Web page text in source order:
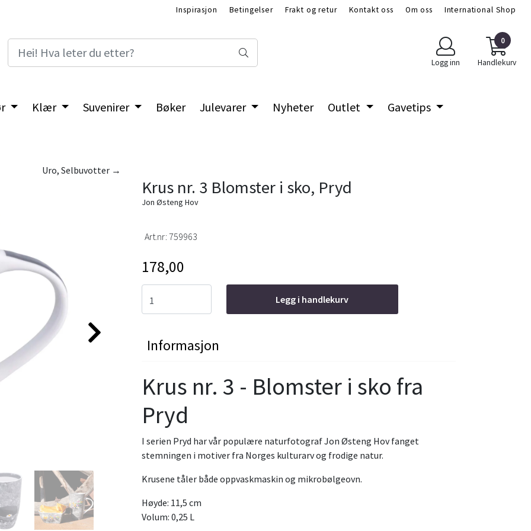
Inspirasjon Betingelser Frakt og retur Kontakt oss Om oss International Shop
Logg inn
0
Handlekurv
Klær Suvenirer Bøker Julevarer Nyheter Outlet Gavetips
Uro, Selbuvotter →
Krus nr. 3 Blomster i sko, Pryd
Jon Østeng Hov
Art.nr: 759963
178,00
Legg i handlekurv
Informasjon
Krus nr. 3 - Blomster i sko fra
Pryd
I serien Pryd har vår populære naturfotograf Jon Østeng Hov fanget
stemningen i motiver fra Norges kulturarv og frodige natur.
Krusene tåler både oppvaskmaskin og mikrobølgeovn.
Høyde: 11,5 cm
Volum: 0,25 L